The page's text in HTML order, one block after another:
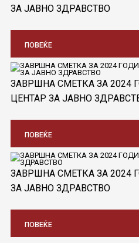
ЗА ЈАВНО ЗДРАВСТВО
ПОВЕЌЕ
ЗАВРШНА СМЕТКА ЗА 2024
ЦЕНТАР ЗА ЈАВНО
ПОВЕЌЕ
ЗАВРШНА СМЕТКА ЗА 2024
ЗА ЈАВНО ЗДРАВСТВО
ПОВЕЌЕ